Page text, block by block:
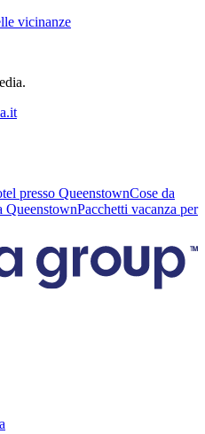
vicinanze
presso QueenstownCose da
QueenstownPacchetti vacanza per